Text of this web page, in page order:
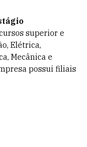
superior e
Elétrica,
Mecânica e
possui filiais